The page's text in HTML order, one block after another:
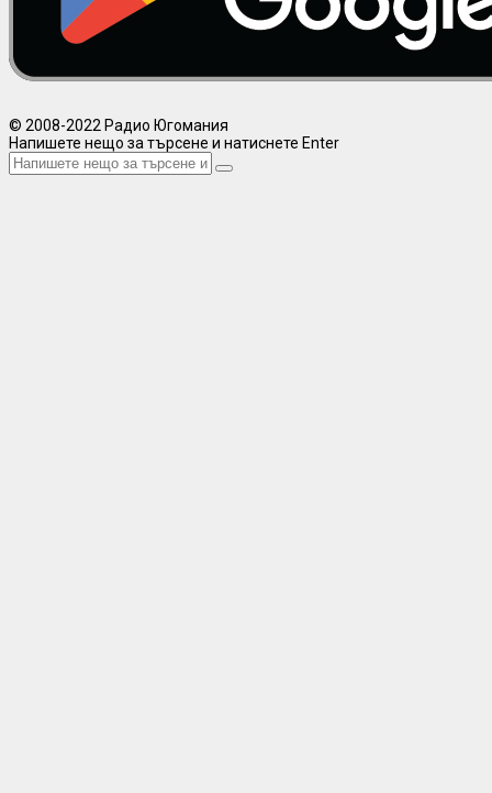
© 2008-2022 Радио Югомания
Напишете нещо за търсене и натиснете Enter